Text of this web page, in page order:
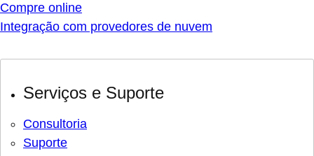
Compre online
Integração com provedores de nuvem
Serviços e Suporte
Consultoria
Suporte